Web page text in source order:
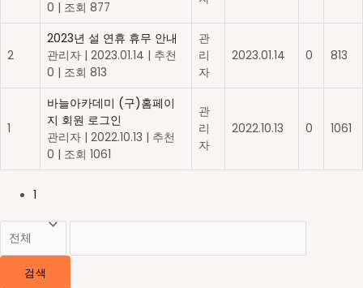
0 | 조회 877
2
2023년 설 연휴 휴무 안내
관리자 | 2023.01.14 | 추천
0 | 조회 813
관
리
자
2023.01.14 0 813
1
바늘아카데미 (구)홈페이
지 회원 로그인
관리자 | 2022.10.13 | 추천
0 | 조회 1061
관
리
자
2022.10.13 0 1061
1
검색